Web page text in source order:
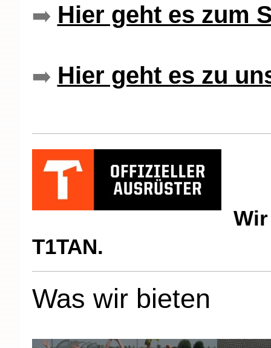
➡️ Hier geht es zum
➡️ Hier geht es zu
T1TAN.
Was wir bieten